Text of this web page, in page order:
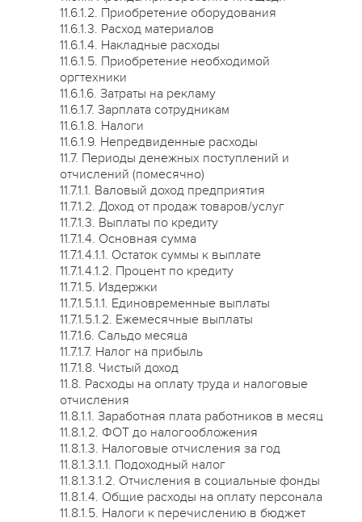
11.6.1.2. Приобретение оборудования
11.6.1.3. Расход материалов
11.6.1.4. Накладные расходы
11.6.1.5. Приобретение необходимой
оргтехники
11.6.1.6. Затраты на рекламу
11.6.1.7. Зарплата сотрудникам
11.6.1.8. Налоги
11.6.1.9. Непредвиденные расходы
11.7. Периоды денежных поступлений и
отчислений (помесячно)
11.7.1.1. Валовый доход предприятия
11.7.1.2. Доход от продаж товаров/услуг
11.7.1.3. Выплаты по кредиту
11.7.1.4. Основная сумма
11.7.1.4.1.1. Остаток суммы к выплате
11.7.1.4.1.2. Процент по кредиту
11.7.1.5. Издержки
11.7.1.5.1.1. Единовременные выплаты
11.7.1.5.1.2. Ежемесячные выплаты
11.7.1.6. Сальдо месяца
11.7.1.7. Налог на прибыль
11.7.1.8. Чистый доход
11.8. Расходы на оплату труда и налоговые
отчисления
11.8.1.1. Заработная плата работников в месяц
11.8.1.2. ФОТ до налогообложения
11.8.1.3. Налоговые отчисления за год
11.8.1.3.1.1. Подоходный налог
11.8.1.3.1.2. Отчисления в социальные фонды
11.8.1.4. Общие расходы на оплату персонала
11.8.1.5. Налоги к перечислению в бюджет